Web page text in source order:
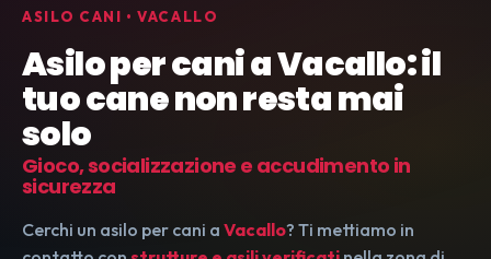
ASILO CANI • VACALLO
Asilo per cani a Vacallo: il
tuo cane non resta mai
solo
Gioco, socializzazione e accudimento in
sicurezza
Cerchi un asilo per cani a Vacallo? Ti mettiamo in